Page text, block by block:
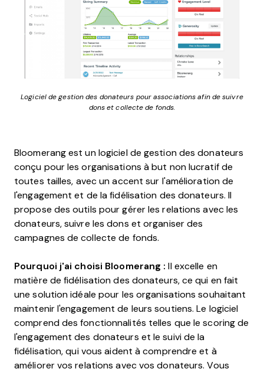
Logiciel de gestion des donateurs pour associations afin de suivre
dons et collecte de fonds.
Bloomerang est un logiciel de gestion des donateurs
conçu pour les organisations à but non lucratif de
toutes tailles, avec un accent sur l'amélioration de
l'engagement et de la fidélisation des donateurs. Il
propose des outils pour gérer les relations avec les
donateurs, suivre les dons et organiser des
campagnes de collecte de fonds.
Pourquoi j'ai choisi Bloomerang : Il excelle en
matière de fidélisation des donateurs, ce qui en fait
une solution idéale pour les organisations souhaitant
maintenir l'engagement de leurs soutiens. Le logiciel
comprend des fonctionnalités telles que le scoring de
l'engagement des donateurs et le suivi de la
fidélisation, qui vous aident à comprendre et à
améliorer vos relations avec vos donateurs. Vous